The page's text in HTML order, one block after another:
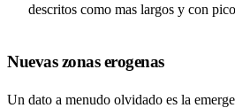
descritos como mas largos y con
Nuevas zonas erogenas
Un dato a menudo olvidado es la